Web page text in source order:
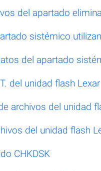
del apartado
sistémico
del apartado
del unidad flash Lexar
archivos del unidad
del unidad flash
CHKDSK